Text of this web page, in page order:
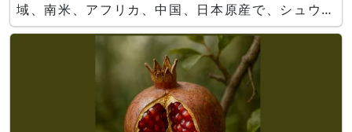
域、南米、アフリカ、中国、日本原産で、シュウカ
イドウ科シュウカイドウ属の非耐寒性の多年草また
は小低木で、総称ともされます。 草丈は、10-
100cmです。 葉は左右非対称でいびつで、